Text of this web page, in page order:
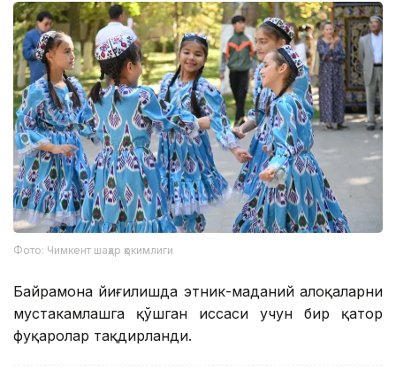
Фото: Чимкент шаҳар ҳокимлиги
Байрамона йиғилишда этник-маданий алоқаларни
мустаҳкамлашга қўшган ҳиссаси учун бир қатор
фуқаролар тақдирланди.